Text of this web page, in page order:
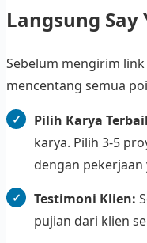
Langsung Say
Sebelum mengirim
mencentang semua
Pilih Karya
karya. Pilih 3-5
dengan pekerjaan
Testimoni Klien:
pujian dari klien